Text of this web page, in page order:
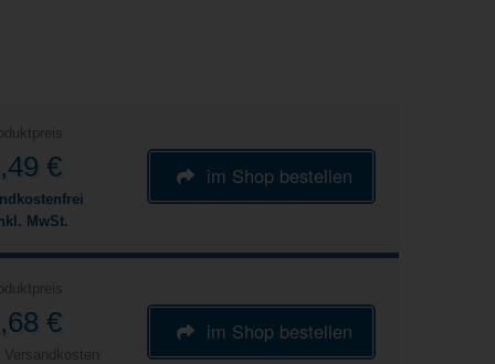
€
MwSt.
im Shop bestellen
€
Versandkosten
im Shop bestellen